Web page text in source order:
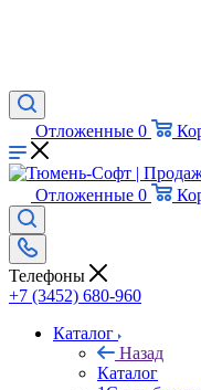
Отложенные 0
Отложенные 0
Телефоны
+7 (3452) 680-960
Каталог
Назад
Каталог